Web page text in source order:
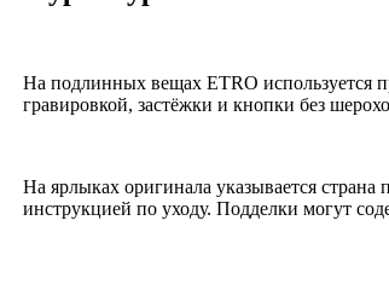
На подлинных вещах ETRO используется
гравировкой, застёжки и кнопки без
На ярлыках оригинала указывается
инструкцией по уходу. Подделки могут